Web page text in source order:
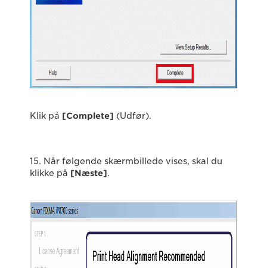
Klik på [Complete] (Udfør).
15. Når følgende skærmbillede vises, skal du
klikke på [Næste].